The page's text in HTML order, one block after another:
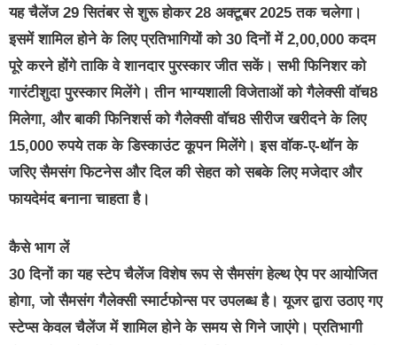
यह चैलेंज 29 सितंबर से शुरू होकर 28 अक्टूबर 2025 तक चलेगा।
इसमें शामिल होने के लिए प्रतिभागियों को 30 दिनों में 2,00,000 कदम
पूरे करने होंगे ताकि वे शानदार पुरस्कार जीत सकें। सभी फिनिशर को
गारंटीशुदा पुरस्कार मिलेंगे। तीन भाग्यशाली विजेताओं को गैलेक्सी वॉच8
मिलेगा, और बाकी फिनिशर्स को गैलेक्सी वॉच8 सीरीज खरीदने के लिए
15,000 रुपये तक के डिस्काउंट कूपन मिलेंगे। इस वॉक-ए-थॉन के
जरिए सैमसंग फिटनेस और दिल की सेहत को सबके लिए मजेदार और
फायदेमंद बनाना चाहता है।
कैसे भाग लें
30 दिनों का यह स्‍टेप चैलेंज विशेष रूप से सैमसंग हेल्थ ऐप पर आयोजित
होगा, जो सैमसंग गैलेक्सी स्मार्टफोन्स पर उपलब्ध है। यूजर द्वारा उठाए गए
स्‍टेप्‍स केवल चैलेंज में शामिल होने के समय से गिने जाएंगे। प्रतिभागी